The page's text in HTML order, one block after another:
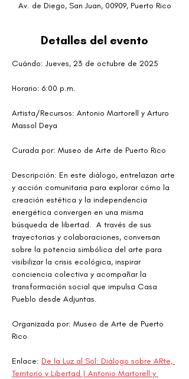
Av. de Diego, San Juan, 00909, Puerto Rico
Detalles del evento
Cuándo: Jueves, 23 de octubre de 2025
Horario: 6:00 p.m.
Artista/Recursos: Antonio Martorell y Arturo
Massol Deya
Curada por: Museo de Arte de Puerto Rico
Descripción: En este diálogo, entrelazan arte
y acción comunitaria para explorar cómo la
creación estética y la independencia
energética convergen en una misma
búsqueda de libertad.  A través de sus
trayectorias y colaboraciones, conversan
sobre la potencia simbólica del arte para
visibilizar la crisis ecológica, inspirar
conciencia colectiva y acompañar la
transformación social que impulsa Casa
Pueblo desde Adjuntas.
Organizada por: Museo de Arte de Puerto
Rico
Enlace: De la Luz al Sol: Diálogo sobre ARte,
Territorio y Libertad | Antonio Martorell y